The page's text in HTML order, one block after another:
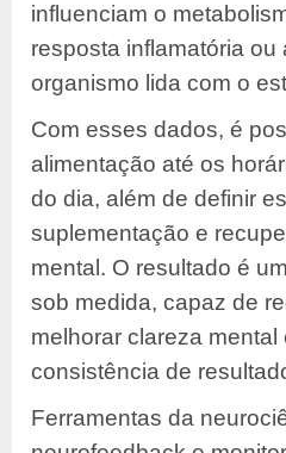
influenciam o
resposta inflamatória ou
organismo lida com o
Com esses dados, é
alimentação até os
do dia, além de definir
suplementação e
mental. O resultado é
sob medida, capaz de
melhorar clareza mental
consistência de
Ferramentas da